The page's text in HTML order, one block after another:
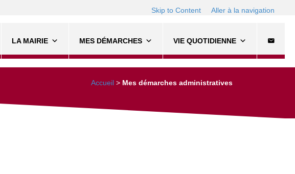
Skip to Content Aller à la navigation
LA MAIRIE MES DÉMARCHES VIE QUOTIDIENNE
Accueil > Mes démarches administratives